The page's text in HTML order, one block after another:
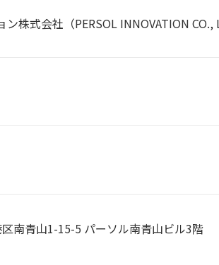
株式会社（PERSOL INNOVATION CO.,
南青山1-15-5 パーソル南青山ビル3階